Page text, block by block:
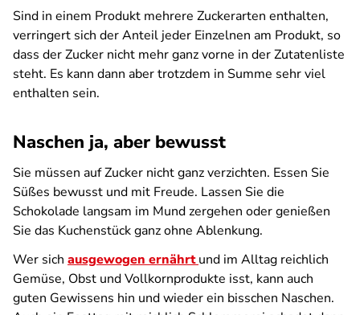
Sind in einem Produkt mehrere Zuckerarten enthalten,
verringert sich der Anteil jeder Einzelnen am Produkt, so
dass der Zucker nicht mehr ganz vorne in der Zutatenliste
steht. Es kann dann aber trotzdem in Summe sehr viel
enthalten sein.
Naschen ja, aber bewusst
Sie müssen auf Zucker nicht ganz verzichten. Essen Sie
Süßes bewusst und mit Freude. Lassen Sie die
Schokolade langsam im Mund zergehen oder genießen
Sie das Kuchenstück ganz ohne Ablenkung.
Wer sich ausgewogen ernährtund im Alltag reichlich
Gemüse, Obst und Vollkornprodukte isst, kann auch
guten Gewissens hin und wieder ein bisschen Naschen.